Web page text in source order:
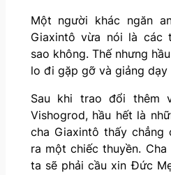
Một người khác ngăn
Giaxintô vừa nói là các
sao không. Thế nhưng
lo đi gặp gỡ và giảng dạy
Sau khi trao đổi thêm
Vishogrod, hầu hết là
cha Giaxintô thấy chẳng
ra một chiếc thuyền. Cha
ta sẽ phải cầu xin Đức